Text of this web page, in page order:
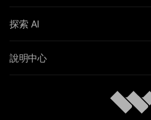
探索 AI
說明中心